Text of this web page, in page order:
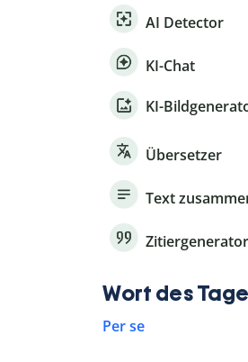
AI Detector
KI-Chat
KI-
Übersetzer
Text
Zitiergenerator
Wort des
Per se